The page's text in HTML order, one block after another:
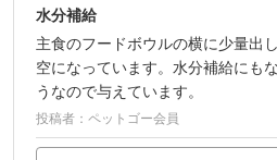
水分補給
主食のフードボウルの横に少量出
空になっています。水分補給にも
うなので与えています。
投稿者：ペットゴー会員